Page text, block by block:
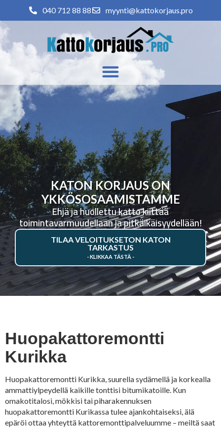
040 712 88 88 myynti@kattokorjaus.pro
KATON KORJAUS ON
YKKÖSOSAAMISTAMME
Ehjä ja huollettu katto kiittää
toimintavarmuudellaan ja pitkäikäisyydellään!
TILAA VELOITUKSETON KATON
TARKASTUS
Huopakattoremontti
Kurikka
Huopakattoremontti Kurikka, suurella sydämellä ja korkealla
ammattiylpeydellä kaikille tonttisi bitumikatoille. Kun
omakotitalosi, mökkisi tai piharakennuksen
huopakattoremontti Kurikassa tulee ajankohtaiseksi, älä
epäröi ottaa yhteyttä kattoremonttipalveluumme – meiltä saat